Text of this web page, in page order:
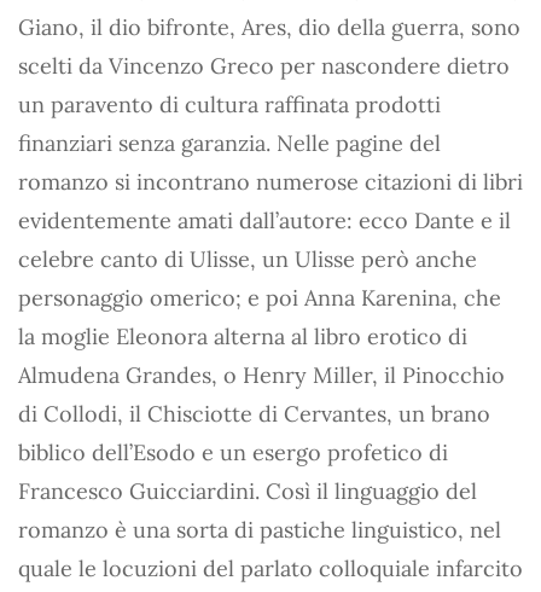
Giano, il dio bifronte, Ares, dio della guerra, sono
scelti da Vincenzo Greco per nascondere dietro
un paravento di cultura raffinata prodotti
finanziari senza garanzia. Nelle pagine del
romanzo si incontrano numerose citazioni di libri
evidentemente amati dall’autore: ecco Dante e il
celebre canto di Ulisse, un Ulisse però anche
personaggio omerico; e poi Anna Karenina, che
la moglie Eleonora alterna al libro erotico di
Almudena Grandes, o Henry Miller, il Pinocchio
di Collodi, il Chisciotte di Cervantes, un brano
biblico dell’Esodo e un esergo profetico di
Francesco Guicciardini. Così il linguaggio del
romanzo è una sorta di pastiche linguistico, nel
quale le locuzioni del parlato colloquiale infarcito